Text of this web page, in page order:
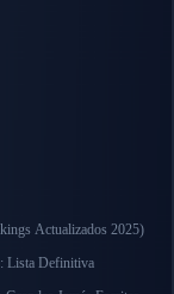
Actualizados 2025)
Lista Definitiva